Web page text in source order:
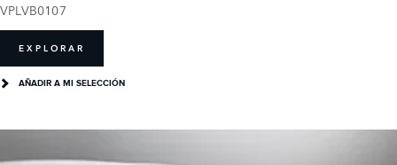
VPLVB0107
EXPLORAR
AÑADIR A MI SELECCIÓN